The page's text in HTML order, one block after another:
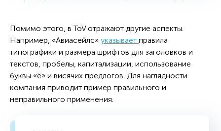
Помимо этого, в ToV отражают другие аспекты.
Например, «Авиасейлс» указывает правила
типографики и размера шрифтов для заголовков и
текстов, пробелы, капитализации, использование
буквы «ё» и висячих предлогов. Для наглядности
компания приводит пример правильного и
неправильного применения.